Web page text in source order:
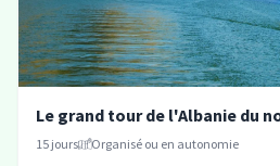
Le grand tour de l'Albanie du
15 jours Organisé ou en autonomie